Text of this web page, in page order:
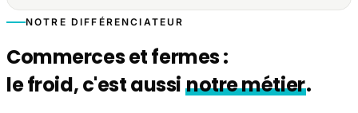
NOTRE DIFFÉRENCIATEUR
Commerces et fermes :
le froid, c'est aussi notre métier.